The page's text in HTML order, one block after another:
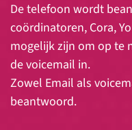
De telefoon wordt
coördinatoren, Cora,
mogelijk zijn om op te
de voicemail in.
Zowel Email als
beantwoord.